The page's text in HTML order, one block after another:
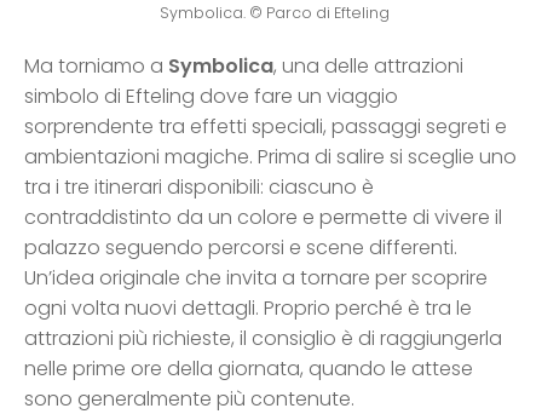
Symbolica. © Parco di Efteling
Ma torniamo a Symbolica, una delle attrazioni
simbolo di Efteling dove fare un viaggio
sorprendente tra effetti speciali, passaggi segreti e
ambientazioni magiche. Prima di salire si sceglie uno
tra i tre itinerari disponibili: ciascuno è
contraddistinto da un colore e permette di vivere il
palazzo seguendo percorsi e scene differenti.
Un’idea originale che invita a tornare per scoprire
ogni volta nuovi dettagli. Proprio perché è tra le
attrazioni più richieste, il consiglio è di raggiungerla
nelle prime ore della giornata, quando le attese
sono generalmente più contenute.